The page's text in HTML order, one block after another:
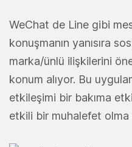
WeChat de Line gibi
konuşmanın yanısıra
marka/ünlü ilişkilerini
konum alıyor. Bu
etkileşimi bir bakıma
etkili bir muhalefet olma